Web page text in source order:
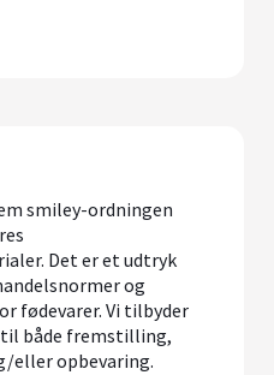
smiley-ordningen
Det er et udtryk
og
fødevarer. Vi tilbyder
til både fremstilling,
eller opbevaring.